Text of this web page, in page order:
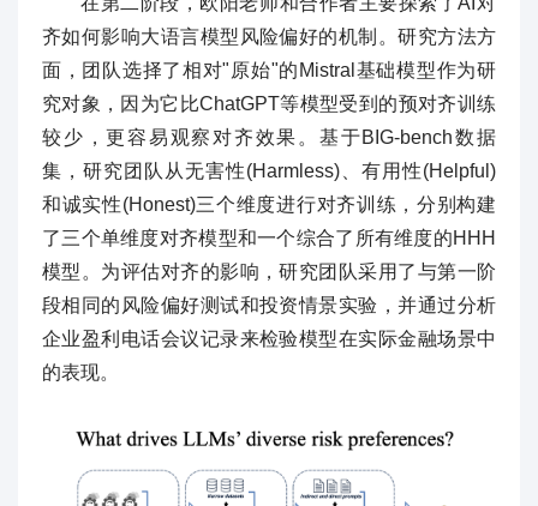
齐如何影响大语言模型风险偏好的机制。研究方法方
面，团队选择了相对"原始"的Mistral基础模型作为研
究对象，因为它比ChatGPT等模型受到的预对齐训练
较少，更容易观察对齐效果。基于BIG-bench数据
集，研究团队从无害性(Harmless)、有用性(Helpful)
和诚实性(Honest)三个维度进行对齐训练，分别构建
了三个单维度对齐模型和一个综合了所有维度的HHH
模型。为评估对齐的影响，研究团队采用了与第一阶
段相同的风险偏好测试和投资情景实验，并通过分析
企业盈利电话会议记录来检验模型在实际金融场景中
的表现。